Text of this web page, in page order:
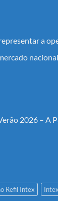
a
2026 – A
Refil Intex Intex